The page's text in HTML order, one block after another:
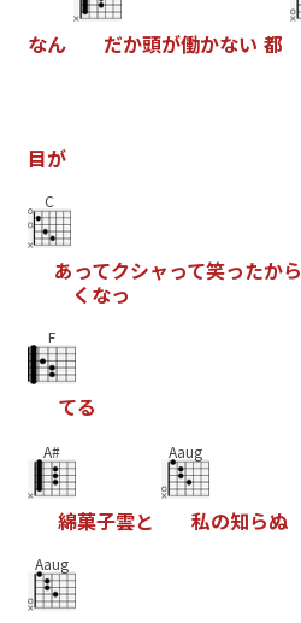
なん だか頭が働かない 都
目が
C
あってクシャって笑ったから
く なっ
F
てる
A#
綿菓子雲と
Aaug
私の知らぬ
Aaug